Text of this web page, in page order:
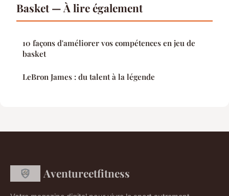
Basket — À lire également
10 façons d'améliorer vos compétences en jeu de
basket
LeBron James : du talent à la légende
Aventureetfitness